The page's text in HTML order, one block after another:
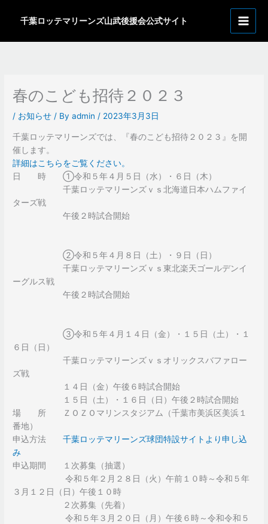
千葉ロッテマリーンズ山武後援会公式サイト
春のこども招待２０２３
/ お知らせ / Byadmin/ 2023年3月3日
千葉ロッテマリーンズでは、『春のこども招待２０２３』を開
催します。
詳細はこちらをご覧ください。
日 時 ①令和５年４月５日（水）・６日（木）
千葉ロッテマリーンズｖｓ北海道日本ハムファイ
ターズ戦
午後２時試合開始
②令和５年４月８日（土）・９日（日）
千葉ロッテマリーンズｖｓ東北楽天ゴールデンイ
ーグルス戦
午後２時試合開始
③令和５年４月１４日（金）・１５日（土）・１
６日（日）
千葉ロッテマリーンズｖｓオリックスバファロー
ズ戦
１４日（金）午後６時試合開始
１５日（土）・１６日（日）午後２時試合開始
場 所 ＺＯＺＯマリンスタジアム（千葉市美浜区美浜１
番地）
申込方法千葉ロッテマリーンズ球団特設サイトより申し込
み
申込期間 １次募集（抽選）
令和５年２月２８日（火）午前１０時～令和５年
３月１２日（日）午後１０時
２次募集（先着）
令和５年３月２０日（月）午後６時～令和令和５
ー